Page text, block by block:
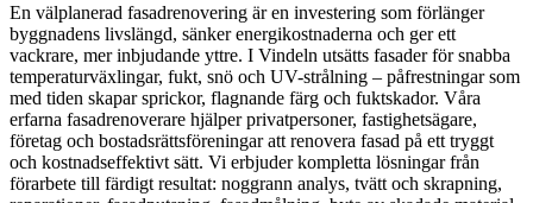
En välplanerad fasadrenovering är en investering som förlänger
byggnadens livslängd, sänker energikostnaderna och ger ett
vackrare, mer inbjudande yttre. I Vindeln utsätts fasader för snabba
temperaturväxlingar, fukt, snö och UV-strålning – påfrestningar som
med tiden skapar sprickor, flagnande färg och fuktskador. Våra
erfarna fasadrenoverare hjälper privatpersoner, fastighetsägare,
företag och bostadsrättsföreningar att renovera fasad på ett tryggt
och kostnadseffektivt sätt. Vi erbjuder kompletta lösningar från
förarbete till färdigt resultat: noggrann analys, tvätt och skrapning,